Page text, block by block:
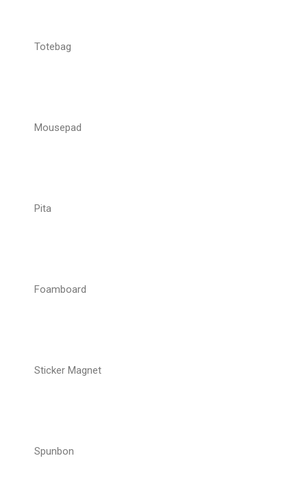
Totebag
Mousepad
Pita
Foamboard
Sticker Magnet
Spunbon